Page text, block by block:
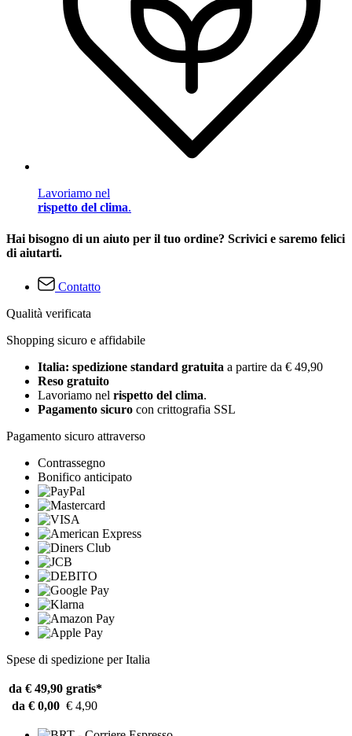
Lavoriamo nel
rispetto del clima.
Hai bisogno di un aiuto per il tuo ordine? Scrivici e saremo felici
di aiutarti.
Contatto
Qualità verificata
Shopping sicuro e affidabile
Italia: spedizione standard gratuita a partire da € 49,90
Reso gratuito
Lavoriamo nel rispetto del clima.
Pagamento sicuro con crittografia SSL
Pagamento sicuro attraverso
Contrassegno
Bonifico anticipato
Spese di spedizione per Italia
da € 49,90 gratis*
da € 0,00 € 4,90